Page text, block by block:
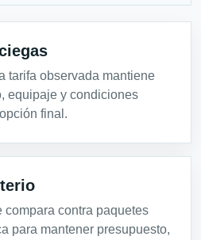
tarifa observada mantiene
equipaje y condiciones
final.
compara contra paquetes
para mantener presupuesto,